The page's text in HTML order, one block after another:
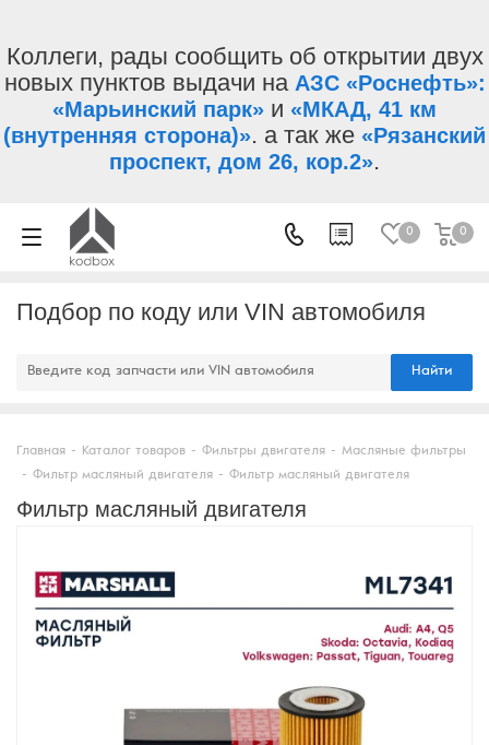
Коллеги, рады сообщить об открытии двух
новых пунктов выдачи на АЗС «Роснефть»:
«Марьинский парк» и «МКАД, 41 км
(внутренняя сторона)». а так же «Рязанский
проспект, дом 26, кор.2».
0 0
Подбор по коду или VIN автомобиля
Найти
Главная - Каталог товаров - Фильтры двигателя - Масляные фильтры
- Фильтр масляный двигателя - Фильтр масляный двигателя
Фильтр масляный двигателя